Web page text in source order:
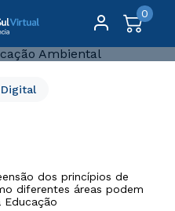
0
e
Digital
dos princípios de
diferentes áreas podem
Educação